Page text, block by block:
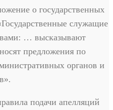
о государственных
служащие
… высказывают
предложения по
органов и
подачи апелляций